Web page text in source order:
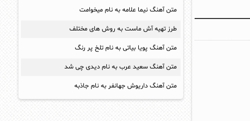
متن آهنگ نیما علامه به نام میخوامت
طرز تهیه آش ماست به روش های مختلف
متن آهنگ پویا بیاتی به نام تلخ پر رنگ
متن آهنگ سعید عرب به نام دیدی چی شد
متن آهنگ داریوش جهانفر به نام جاذبه